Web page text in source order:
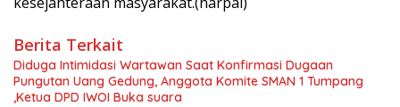
Berita Terkait
Diduga Intimidasi Wartawan Saat Konfirmasi Dugaan
Pungutan Uang Gedung, Anggota Komite SMAN 1 Tumpang
,Ketua DPD IWOI Buka suara